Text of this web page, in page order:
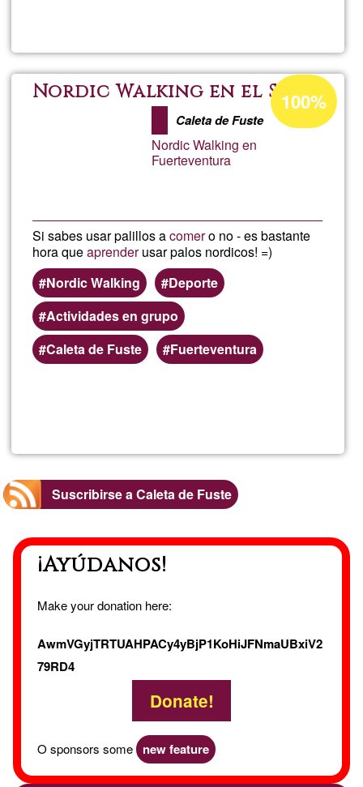
Single
Nordic Walking en el Sur
Caleta de Fuste
Nordic Walking en
Fuerteventura
Si sabes usar palillos acomero no - es bastante
hora queaprenderusar palos nordicos! =)
Nordic Walking
Deporte
Actividades en grupo
Caleta de Fuste
Fuerteventura
Porcentaje
de
aceptación
100%
Nordic
Suscribirse a Caleta de Fuste
¡Ayúdanos!
Make your donation here:
AwmVGyjTRTUAHPACy4yBjP1KoHiJFNmaUBxiV2
79RD4
Donate!
O sponsors some new feature